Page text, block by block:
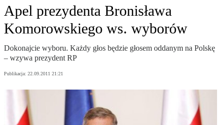
Apel prezydenta Bronisława
Komorowskiego ws. wyborów
Dokonajcie wyboru. Każdy głos będzie głosem oddanym na Polskę
– wzywa prezydent RP
Publikacja: 22.09.2011 21:21